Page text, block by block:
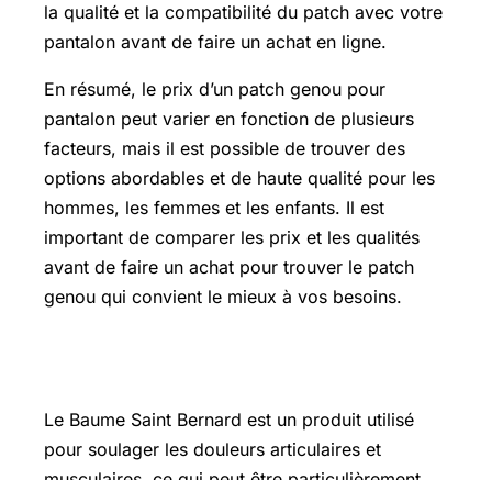
la qualité et la compatibilité du patch avec votre
pantalon avant de faire un achat en ligne.
En résumé, le prix d’un patch genou pour
pantalon peut varier en fonction de plusieurs
facteurs, mais il est possible de trouver des
options abordables et de haute qualité pour les
hommes, les femmes et les enfants. Il est
important de comparer les prix et les qualités
avant de faire un achat pour trouver le patch
genou qui convient le mieux à vos besoins.
Le Baume Saint Bernard est un produit utilisé
pour soulager les douleurs articulaires et